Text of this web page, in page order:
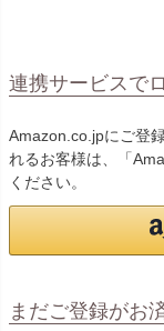
連携サービスで
Amazon.co.jpにご登
れるお客様は、「
ください。
まだご登録がお